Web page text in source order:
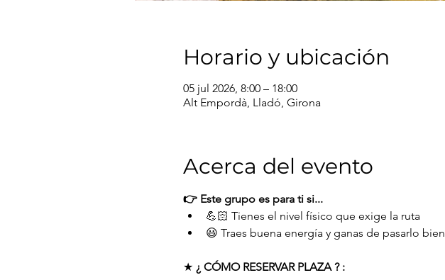
Horario y ubicación
05 jul 2026, 8:00 – 18:00
Alt Empordà, Lladó, Girona
Acerca del evento
👉 Este grupo es para ti si...
💪🏻 Tienes el nivel físico que exige la ruta
😃 Traes buena energía y ganas de pasarlo bien
★ ¿ CÓMO RESERVAR PLAZA ? :